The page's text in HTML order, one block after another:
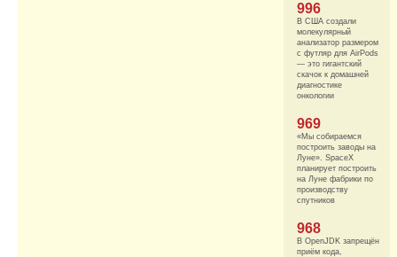
996
В США создали
молекулярный
анализатор размером
с футляр для AirPods
— это гигантский
скачок к домашней
диагностике
онкологии
969
«Мы собираемся
построить заводы на
Луне». SpaceX
планирует построить
на Луне фабрики по
производству
спутников
968
В OpenJDK запрещён
приём кода,